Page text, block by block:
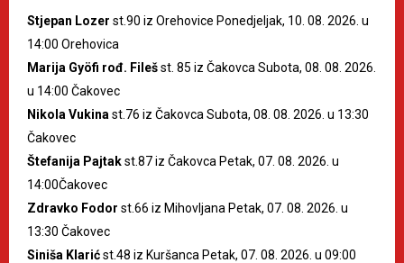
Stjepan Lozer st.90 iz Orehovice Ponedjeljak, 10. 08. 2026. u
14:00 Orehovica
Marija Gyöfi rođ. Filešst. 85 iz Čakovca Subota, 08. 08. 2026.
u 14:00 Čakovec
Nikola Vukina st.76 iz Čakovca Subota, 08. 08. 2026. u 13:30
Čakovec
Štefanija Pajtakst.87 iz Čakovca Petak, 07. 08. 2026. u
14:00Čakovec
Zdravko Fodor st.66 iz Mihovljana Petak, 07. 08. 2026. u
13:30 Čakovec
Siniša Klarićst.48 iz Kuršanca Petak, 07. 08. 2026. u 09:00